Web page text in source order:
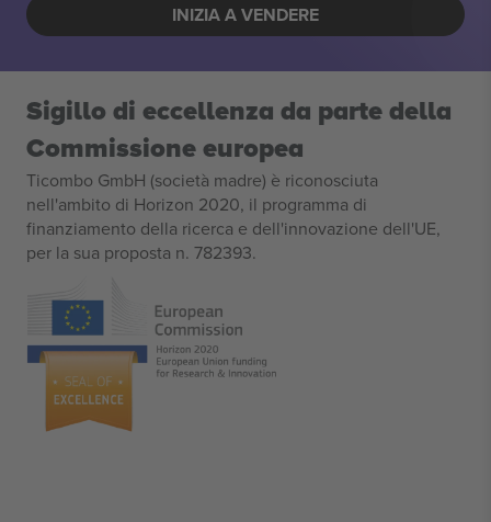
INIZIA A VENDERE
Sigillo di eccellenza da parte della
Commissione europea
Ticombo GmbH (società madre) è riconosciuta
nell'ambito di Horizon 2020, il programma di
finanziamento della ricerca e dell'innovazione dell'UE,
per la sua proposta n. 782393.